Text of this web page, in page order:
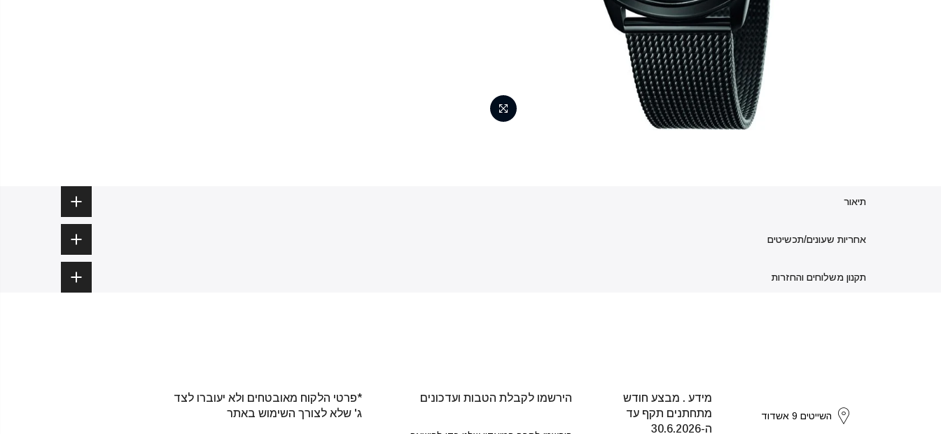
תיאור
אחריות שעונים/תכשיטים
תקנון משלוחים והחזרות
השייטים 9 אשדוד
מידע . מבצע חודש
מתחתנים תקף עד
ה-30.6.2026
הירשמו לקבלת הטבות ועדכונים
*פרטי הלקוח מאובטחים ולא יעוברו לצד
ג' שלא לצורך השימוש באתר